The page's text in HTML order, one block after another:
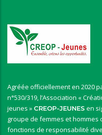
Agréée officiellement en 2020
n°530/319, l’Association «
jeunes » CREOP-JEUNES en
groupe de femmes et
fonctions de responsabilité